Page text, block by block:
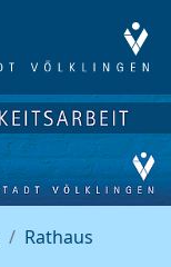
Rathaus